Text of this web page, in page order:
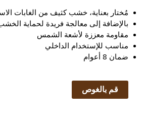
مُختار بعناية، خشب كثيف من الغابات
بالإضافة إلى معالجة فريدة لحماية
مقاومة معززة لأشعة الشمس
مناسب للإستخدام الداخلي
ضمان 8 أعوام
قم بالغوص